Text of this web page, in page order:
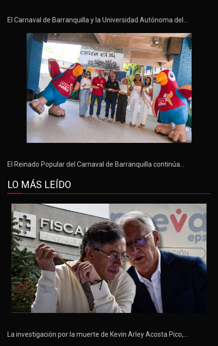
El Carnaval de Barranquilla y la Universidad Autónoma del…
El Reinado Popular del Carnaval de Barranquilla continúa…
LO MÁS LEÍDO
La investigación por la muerte de Kevin Arley Acosta Pico,…